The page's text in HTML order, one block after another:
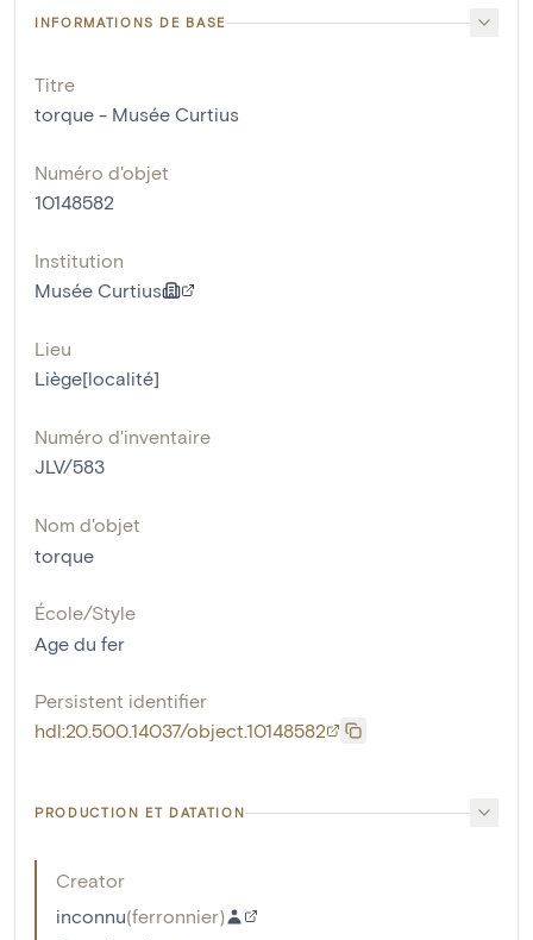
INFORMATIONS DE BASE
Titre
torque - Musée Curtius
Numéro d'objet
10148582
Institution
Musée Curtius
Lieu
Liège[localité]
Numéro d'inventaire
JLV/583
Nom d'objet
torque
École/Style
Age du fer
Persistent identifier
hdl:20.500.14037/object.10148582
PRODUCTION ET DATATION
Creator
inconnu(ferronnier)